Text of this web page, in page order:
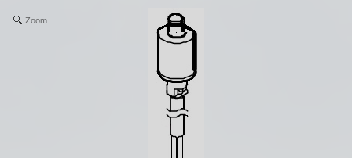
Zoom